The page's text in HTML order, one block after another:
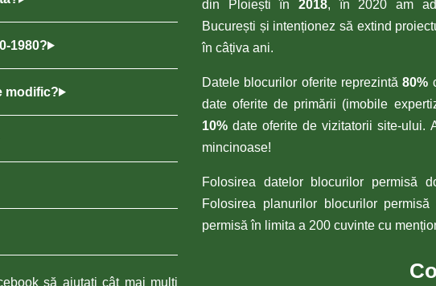
1980?
modific?
să ajutați cât mai mulți
din Ploiești în 2018, în 2020 am
București și intenționez să extind
în câțiva ani.
Datele blocurilor oferite reprezintă80%
date oferite de primării (imobile
10% date oferite de vizitatorii site-ului.
mincinoase!
Folosirea datelor blocurilor permisă
Folosirea planurilor blocurilor
permisă în limita a 200 cuvinte cu